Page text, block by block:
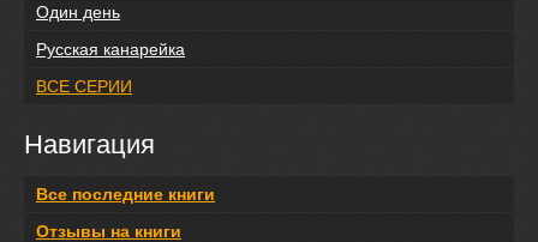
Один день
Русская канарейка
ВСЕ СЕРИИ
Навигация
Все последние книги
Отзывы на книги